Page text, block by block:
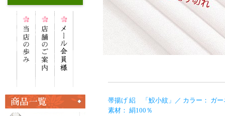
帯揚げ 絽 「鮫小紋」／ カラー： ガー
素材： 絹100％